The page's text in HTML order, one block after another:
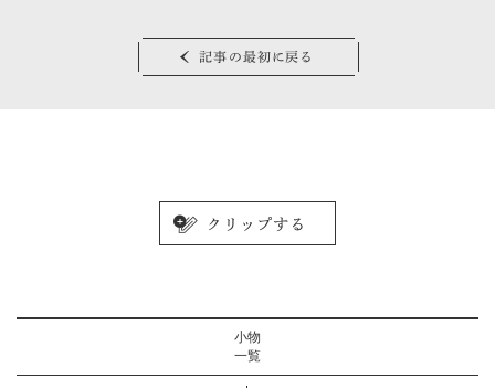
記事の最初に戻る
小物
一覧